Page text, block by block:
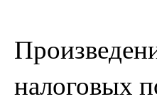
налоговых